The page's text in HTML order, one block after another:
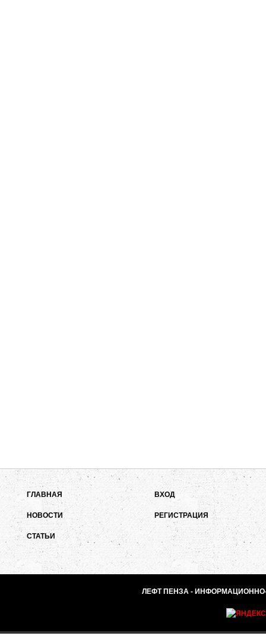
ГЛАВНАЯ
НОВОСТИ
СТАТЬИ
ВХОД
РЕГИСТРАЦИЯ
ЛЕФТ ПЕНЗА - ИНФОРМАЦИОННО-